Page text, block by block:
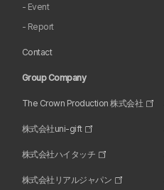
- Event
- Report
Contact
Group Company
The Crown Production 株式会社
株式会社uni-gift
株式会社ハイタッチ
株式会社リアルジャパン